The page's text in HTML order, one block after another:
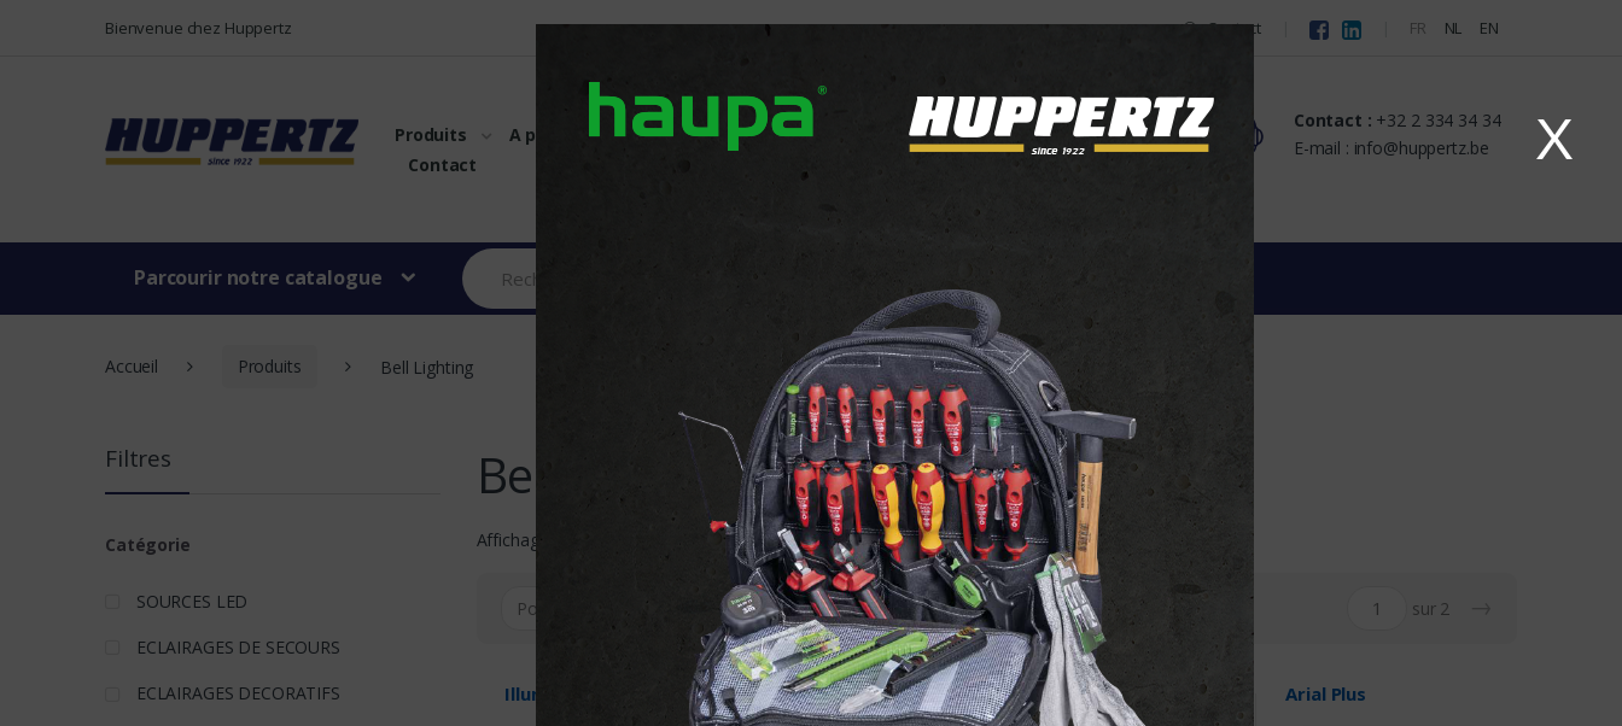
X
Bienvenue chez Huppertz Contact FR NL EN
Produits A propos Nos marques Actualités
Téléchargements
Contact
Contact : +32 2 334 34 34
E-mail : info@huppertz.be
Parcourir notre catalogue
Accueil Produits Bell Lighting
Bell Lighting
Affichage de 1-24 produits sur 35
sur 2
Illumina Slim Illumina Muto Illumina Linear Arial Plus
Filtres
Catégorie
SOURCES LED
ECLAIRAGES DE SECOURS
ECLAIRAGES DECORATIFS